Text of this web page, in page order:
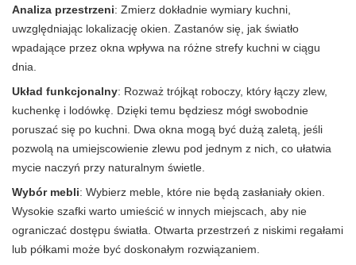
Analiza przestrzeni: Zmierz dokładnie wymiary kuchni,
uwzględniając lokalizację okien. Zastanów się, jak światło
wpadające przez okna wpływa na różne strefy kuchni w ciągu
dnia.
Układ funkcjonalny: Rozważ trójkąt roboczy, który łączy zlew,
kuchenkę i lodówkę. Dzięki temu będziesz mógł swobodnie
poruszać się po kuchni. Dwa okna mogą być dużą zaletą, jeśli
pozwolą na umiejscowienie zlewu pod jednym z nich, co ułatwia
mycie naczyń przy naturalnym świetle.
Wybór mebli: Wybierz meble, które nie będą zasłaniały okien.
Wysokie szafki warto umieścić w innych miejscach, aby nie
ograniczać dostępu światła. Otwarta przestrzeń z niskimi regałami
lub półkami może być doskonałym rozwiązaniem.